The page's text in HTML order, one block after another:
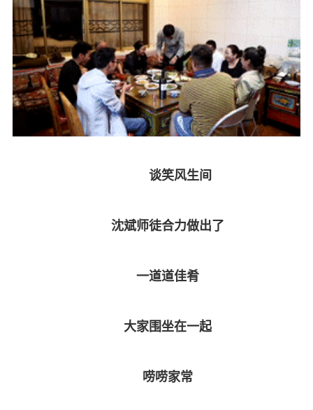
谈笑风生间
沈斌师徒合力做出了
一道道佳肴
大家围坐在一起
唠唠家常